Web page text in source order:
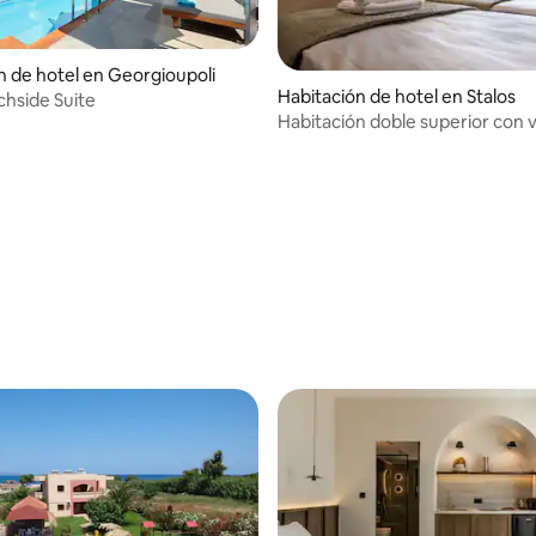
de hotel en Georgioupoli
Suite
Habitación de hotel en Stalos
Habitación doble superior con